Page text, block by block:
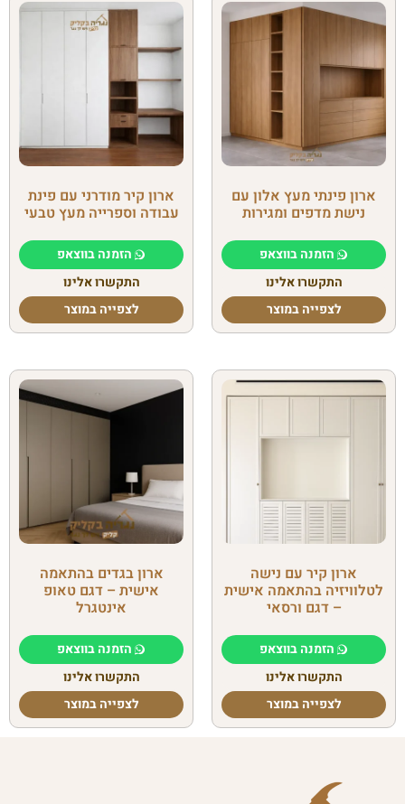
ארון פינתי מעץ אלון עם
נישת מדפים ומגירות
הזמנה בווצאפ
התקשרו אלינו
לצפייה במוצר
ארון קיר מודרני עם פינת
עבודה וספרייה מעץ טבעי
הזמנה בווצאפ
התקשרו אלינו
לצפייה במוצר
ארון קיר עם נישה
לטלוויזיה בהתאמה אישית
– דגם ורסאי
הזמנה בווצאפ
התקשרו אלינו
לצפייה במוצר
ארון בגדים בהתאמה
אישית – דגם טאופ
אינטגרל
הזמנה בווצאפ
התקשרו אלינו
לצפייה במוצר